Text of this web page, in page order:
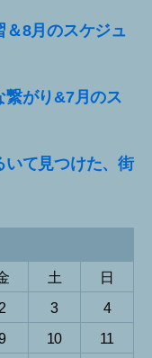
8月のスケジュ
繋がり&7月のス
いて見つけた、街
土
日
2 3
4
10
11